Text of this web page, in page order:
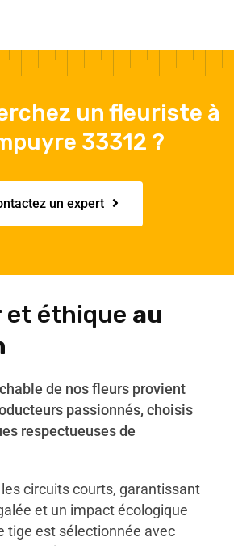
un fleuriste à
33312 ?
un expert
et éthique au
de nos fleurs provient
passionnés, choisis
respectueuses de
circuits courts, garantissant
et un impact écologique
tige est sélectionnée avec